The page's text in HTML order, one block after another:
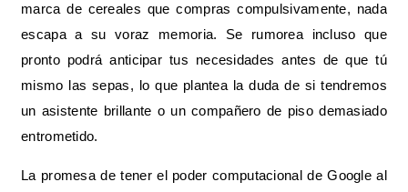
marca de cereales que compras compulsivamente, nada
escapa a su voraz memoria. Se rumorea incluso que
pronto podrá anticipar tus necesidades antes de que tú
mismo las sepas, lo que plantea la duda de si tendremos
un asistente brillante o un compañero de piso demasiado
entrometido.
La promesa de tener el poder computacional de Google al